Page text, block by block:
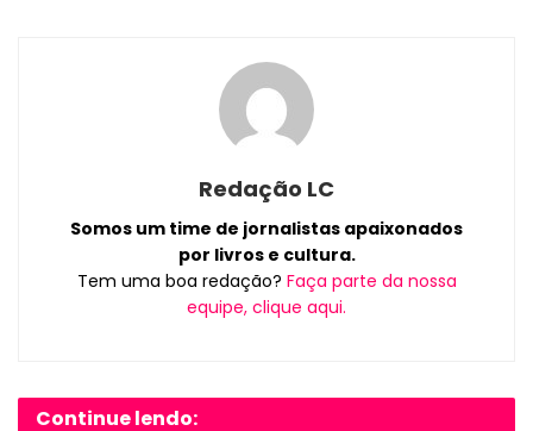
Redação LC
Somos um time de jornalistas apaixonados
por livros e cultura.
Tem uma boa redação? Faça parte da nossa
equipe, clique aqui.
Continue lendo: